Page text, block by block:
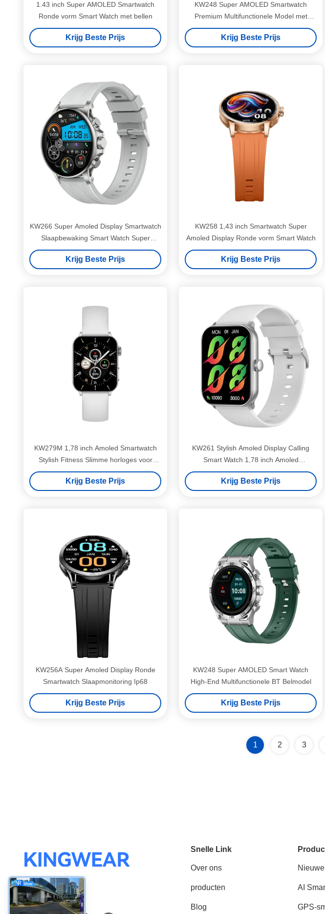
1.43 inch Super AMOLED Smartwatch
Ronde vorm Smart Watch met bellen
Krijg Beste Prijs
KW248 Super AMOLED Smartwatch
Premium Multifunctionele Model met
Bluetooth-oproepen en geavanceerde
functies
Krijg Beste Prijs
KW266 Super Amoled Display Smartwatch
Slaapbewaking Smart Watch Super
Amoled
Krijg Beste Prijs
KW258 1,43 inch Smartwatch Super
Amoled Display Ronde vorm Smart Watch
Krijg Beste Prijs
KW279M 1,78 inch Amoled Smartwatch
Stylish Fitness Slimme horloges voor
vrouwen
Krijg Beste Prijs
KW261 Stylish Amoled Display Calling
Smart Watch 1,78 inch Amoled
Smartwatch
Krijg Beste Prijs
KW256A Super Amoled Display Ronde
Smartwatch Slaapmonitoring Ip68
Krijg Beste Prijs
KW248 Super AMOLED Smart Watch
High-End Multifunctionele BT Belmodel
Krijg Beste Prijs
1 2 3
Sociale media
Snelle Link
Over ons
producten
Blog
AI
GPS-